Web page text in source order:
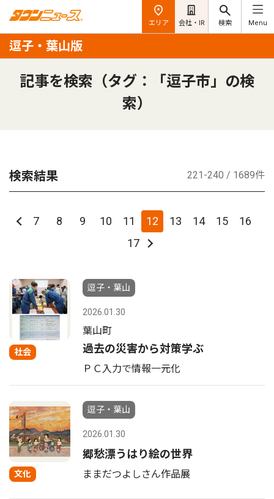
エリア 会社・IR 検索 Menu
逗子・葉山版
記事を検索（タグ：「逗子市」の検
索）
検索結果 221-240 / 1689件
7 8 9 10 11 12 13 14 15
16
17
社会
逗子・葉山
2026.01.30
葉山町
過去の災害から対策学ぶ
ＰＣ入力で情報一元化
文化
逗子・葉山
2026.01.30
郷愁漂うはり絵の世界
ままだつよしさん作品展